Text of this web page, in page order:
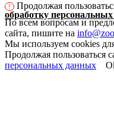
!
Продолжая
обработку
По всем вопросам и
сайта, пишите на
Мы используем cookies
Продолжая пользоваться
персональных данных